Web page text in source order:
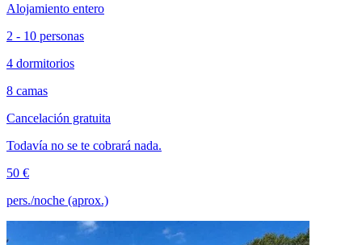
Alojamiento entero
2 - 10 personas
4 dormitorios
8 camas
Cancelación gratuita
Todavía no se te cobrará nada.
50 €
pers./noche (aprox.)